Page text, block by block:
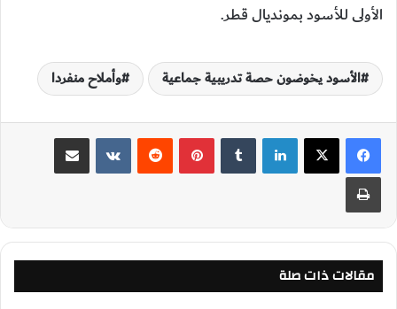
الأولى للأسود بمونديال قطر.
الأسود يخوضون حصة تدريبية جماعية وأملاح منفردا
لينكدإن بينتيريست
مقالات ذات صلة